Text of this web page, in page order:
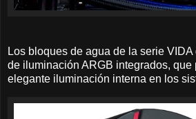
Los bloques de agua de la serie
de iluminación ARGB integrados, que
elegante iluminación interna en los